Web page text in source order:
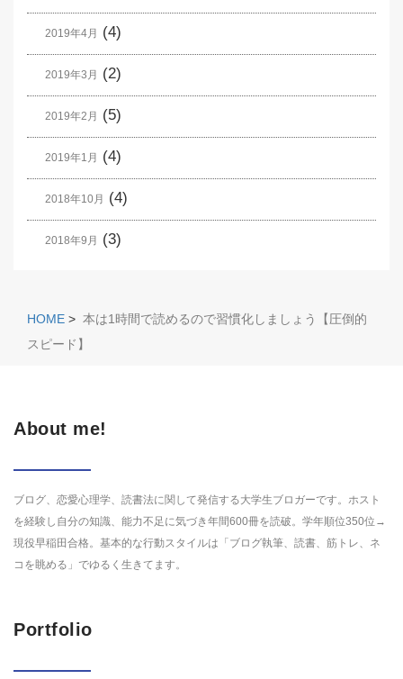
2019年4月 (4)
2019年3月 (2)
2019年2月 (5)
2019年1月 (4)
2018年10月 (4)
2018年9月 (3)
HOME > 本は1時間で読めるので習慣化しましょう【圧倒的
スピード】
About me!
ブログ、恋愛心理学、読書法に関して発信する大学生ブロガーです。ホスト
を経験し自分の知識、能力不足に気づき年間600冊を読破。学年順位350位→
現役早稲田合格。基本的な行動スタイルは「ブログ執筆、読書、筋トレ、ネ
コを眺める」でゆるく生きてます。
Portfolio